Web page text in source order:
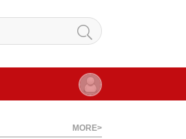
MORE>